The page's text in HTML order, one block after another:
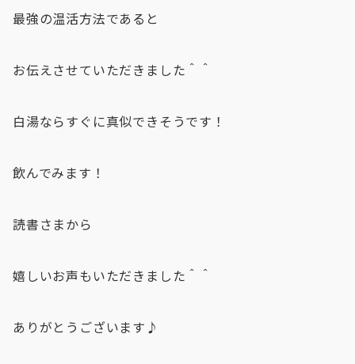
最強の温活方法であると
お伝えさせていただきました＾＾
白湯ならすぐに真似できそうです！
飲んでみます！
読書さまから
嬉しいお声もいただきました＾＾
ありがとうございます♪